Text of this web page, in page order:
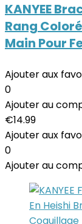
KANYEE
Rang
Main Pour
Ajouter aux
0
Ajouter au
€14.99
Ajouter aux
0
Ajouter au